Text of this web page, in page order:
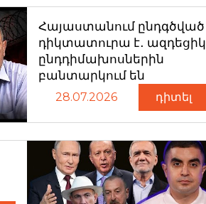
Հայաստանում ընդգծված
դիկտատուրա է․ ազդեցիկ
ընդդիմախոսներին
բանտարկում են
28.07.2026 դիտել